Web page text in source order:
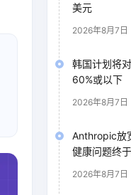
美元
2026年8月7日
韩国计划将
60%或以下
2026年8月7日
Anthropic放
健康问题终
2026年8月7日